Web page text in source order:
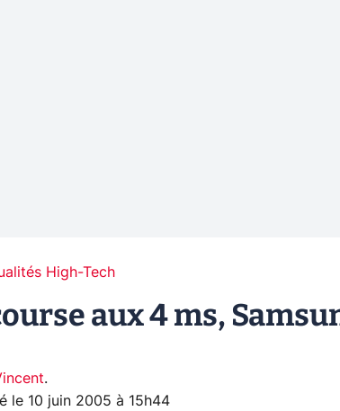
High-Tech
aux 4 ms,
.
le 10 juin 2005 à 15h44